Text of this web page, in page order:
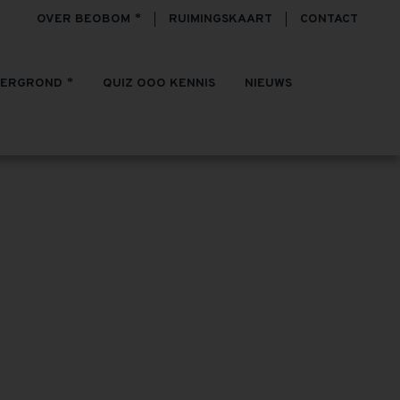
OVER BEOBOM RUIMINGSKAART CONTACT
QUIZ OOO KENNIS NIEUWS